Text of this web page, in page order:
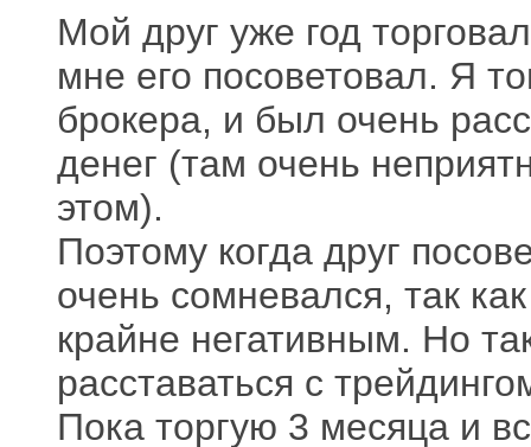
Мой друг уже год
мне его посоветовал. Я
брокера, и был очень
денег (там очень
этом).
Поэтому когда друг
очень сомневался, так
крайне негативным. Но
расставаться с
Пока торгую 3 месяца и